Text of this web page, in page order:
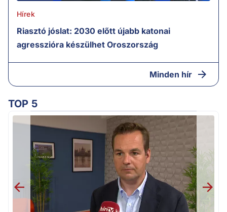
Hírek
Riasztó jóslat: 2030 előtt újabb katonai
agresszióra készülhet Oroszország
Minden hír
TOP 5